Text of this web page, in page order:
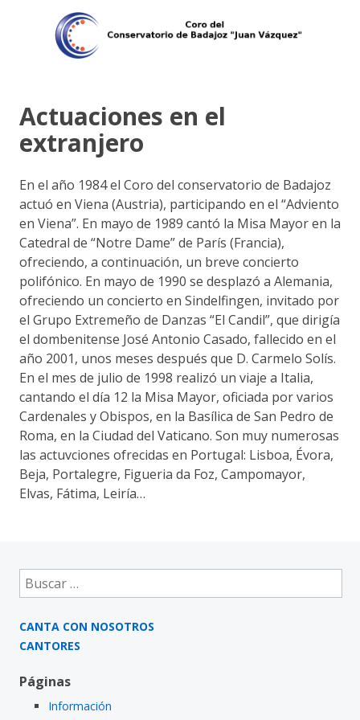
Actuaciones en el
extranjero
En el año 1984 el Coro del conservatorio de Badajoz
actuó en Viena (Austria), participando en el “Adviento
en Viena”. En mayo de 1989 cantó la Misa Mayor en la
Catedral de “Notre Dame” de París (Francia),
ofreciendo, a continuación, un breve concierto
polifónico. En mayo de 1990 se desplazó a Alemania,
ofreciendo un concierto en Sindelfingen, invitado por
el Grupo Extremeño de Danzas “El Candil”, que dirigía
el dombenitense José Antonio Casado, fallecido en el
año 2001, unos meses después que D. Carmelo Solís.
En el mes de julio de 1998 realizó un viaje a Italia,
cantando el día 12 la Misa Mayor, oficiada por varios
Cardenales y Obispos, en la Basílica de San Pedro de
Roma, en la Ciudad del Vaticano. Son muy numerosas
las actuvciones ofrecidas en Portugal: Lisboa, Évora,
Beja, Portalegre, Figueria da Foz, Campomayor,
Elvas, Fátima, Leiría…
Buscar:
CANTA CON NOSOTROS
CANTORES
Páginas
Información